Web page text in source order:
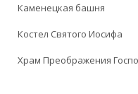
Каменецкая башня
Костел Святого Иосифа
Храм Преображения